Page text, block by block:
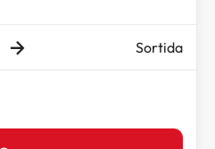
Sortida